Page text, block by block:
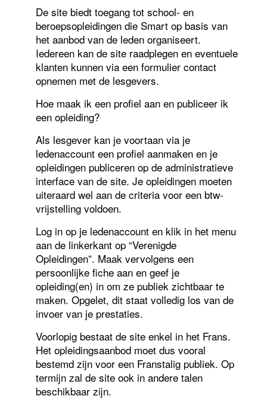
De site biedt toegang tot school- en
beroepsopleidingen die Smart op basis van
het aanbod van de leden organiseert.
Iedereen kan de site raadplegen en eventuele
klanten kunnen via een formulier contact
opnemen met de lesgevers.
Hoe maak ik een profiel aan en publiceer ik
een opleiding?
Als lesgever kan je voortaan via je
ledenaccount een profiel aanmaken en je
opleidingen publiceren op de administratieve
interface van de site. Je opleidingen moeten
uiteraard wel aan de criteria voor een btw-
vrijstelling voldoen.
Log in op je ledenaccount en klik in het menu
aan de linkerkant op “Verenigde
Opleidingen”. Maak vervolgens een
persoonlijke fiche aan en geef je
opleiding(en) in om ze publiek zichtbaar te
maken. Opgelet, dit staat volledig los van de
invoer van je prestaties.
Voorlopig bestaat de site enkel in het Frans.
Het opleidingsaanbod moet dus vooral
bestemd zijn voor een Franstalig publiek. Op
termijn zal de site ook in andere talen
beschikbaar zijn.